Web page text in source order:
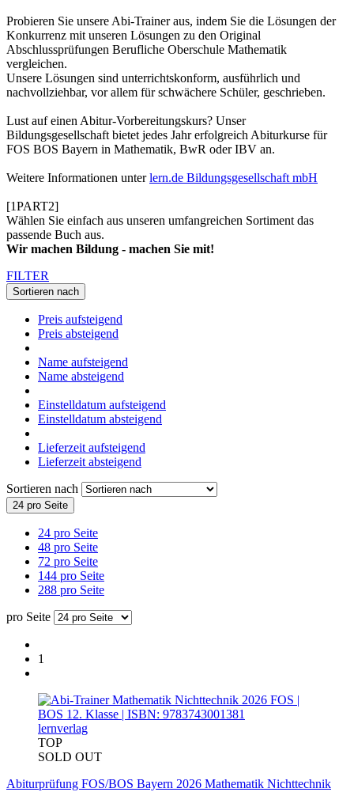
Probieren Sie unsere Abi-Trainer aus, indem Sie die Lösungen der
Konkurrenz mit unseren Lösungen zu den Original
Abschlussprüfungen Berufliche Oberschule Mathematik
vergleichen.
Unsere Lösungen sind unterrichtskonform, ausführlich und
nachvollziehbar, vor allem für schwächere Schüler, geschrieben.
Lust auf einen Abitur-Vorbereitungskurs? Unser
Bildungsgesellschaft bietet jedes Jahr erfolgreich Abiturkurse für
FOS BOS Bayern in Mathematik, BwR oder IBV an.
Weitere Informationen unterlern.de Bildungsgesellschaft mbH
[1PART2]
Wählen Sie einfach aus unseren umfangreichen Sortiment das
passende Buch aus.
Wir machen Bildung - machen Sie mit!
FILTER
Sortieren nach
Preis aufsteigend
Preis absteigend
Name aufsteigend
Name absteigend
Einstelldatum aufsteigend
Einstelldatum absteigend
Lieferzeit aufsteigend
Lieferzeit absteigend
Sortieren nach
24 pro Seite
24 pro Seite
48 pro Seite
72 pro Seite
144 pro Seite
288 pro Seite
pro Seite
1
lernverlag
TOP
SOLD OUT
Abiturprüfung FOS/BOS Bayern 2026 Mathematik Nichttechnik